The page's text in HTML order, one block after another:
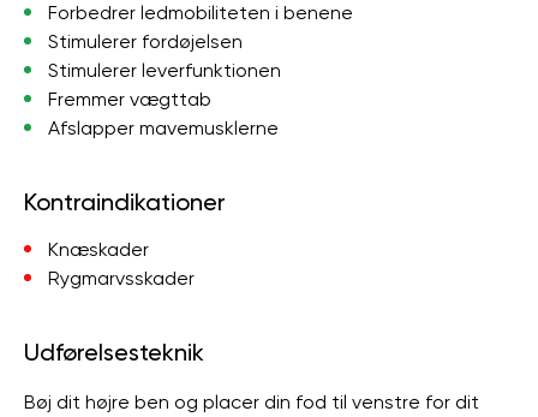
Forbedrer ledmobiliteten i benene
Stimulerer fordøjelsen
Stimulerer leverfunktionen
Fremmer vægttab
Afslapper mavemusklerne
Kontraindikationer
Knæskader
Rygmarvsskader
Udførelsesteknik
Bøj dit højre ben og placer din fod til venstre for dit